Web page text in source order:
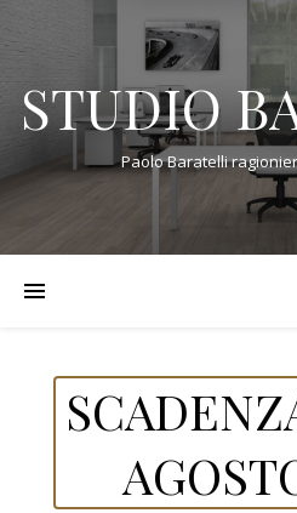
STUDIO
Paolo Baratelli